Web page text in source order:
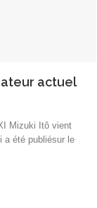
actuel
Mizuki Itô vient
a été publiésur le